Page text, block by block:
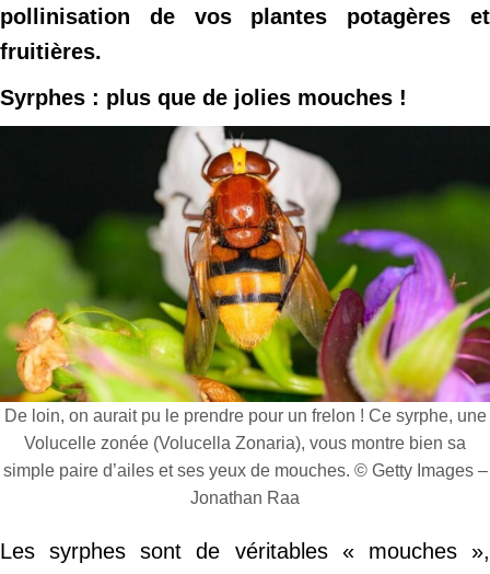
pollinisation de vos plantes potagères et
fruitières.
Syrphes : plus que de jolies mouches !
De loin, on aurait pu le prendre pour un frelon ! Ce syrphe, une
Volucelle zonée (Volucella Zonaria), vous montre bien sa
simple paire d’ailes et ses yeux de mouches. © Getty Images –
Jonathan Raa
Les syrphes sont de véritables « mouches »,